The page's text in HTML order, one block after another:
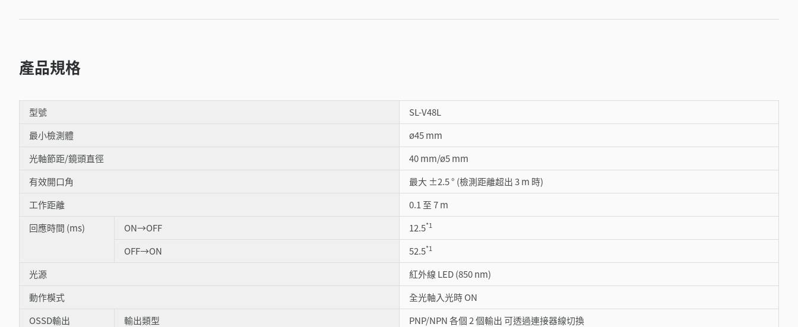
產品規格
型號
SL-V48L
最小檢測體
ø45 mm
光軸節距/鏡頭直徑
40 mm/ø5 mm
有效開口角
最大 ±2.5 ° (檢測距離超出 3 m 時)
工作距離
0.1 至 7 m
回應時間 (ms)
ON→OFF 12.5*1
OFF→ON 52.5*1
光源
紅外線 LED (850 nm)
動作模式
全光軸入光時 ON
OSSD輸出
輸出類型
PNP/NPN 各個 2 個輸出 可透過連接器線切換